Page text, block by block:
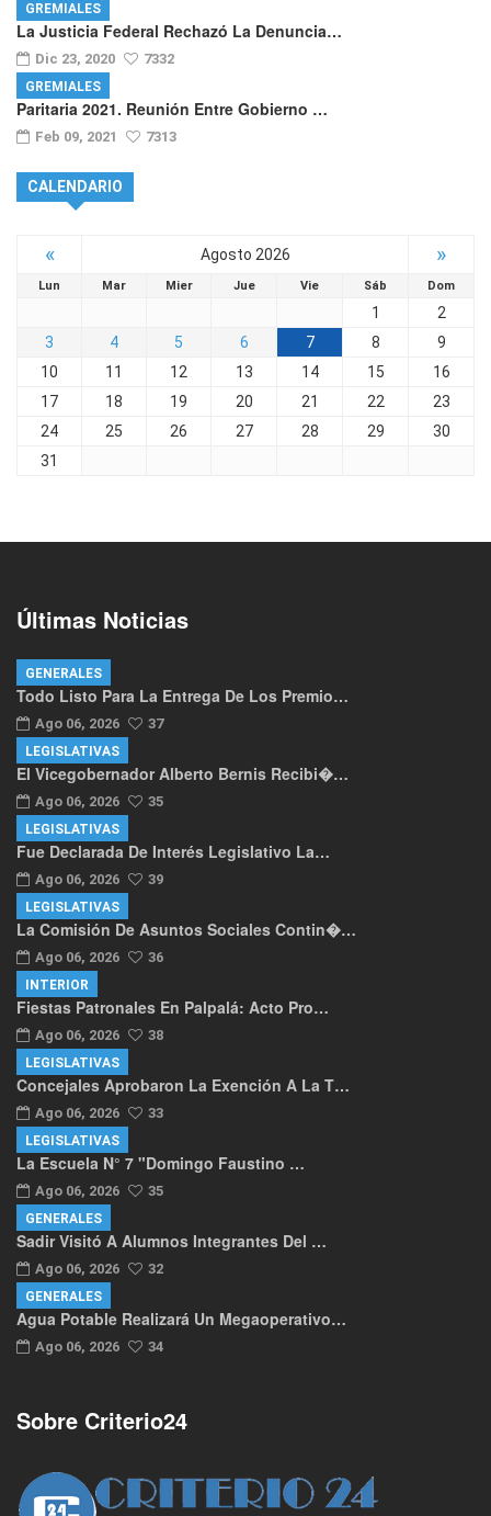
La Justicia Federal Rechazó La Denuncia…
Dic 23, 2020 7332
GREMIALES
Paritaria 2021. Reunión Entre Gobierno …
Feb 09, 2021 7313
GREMIALES
CALENDARIO
« Agosto 2026 »
Lun Mar Mier Jue Vie Sáb Dom
1
2
3
4 5 6 7 8
9
10
11 12 13 14 15
16
17
18 19 20 21 22
23
24
25 26 27 28 29
30
31
Últimas Noticias
Todo Listo Para La Entrega De Los Premio…
Ago 06, 2026 37
GENERALES
El Vicegobernador Alberto Bernis Recibi�…
Ago 06, 2026 35
LEGISLATIVAS
Fue Declarada De Interés Legislativo La…
Ago 06, 2026 39
LEGISLATIVAS
La Comisión De Asuntos Sociales Contin�…
Ago 06, 2026 36
LEGISLATIVAS
Fiestas Patronales En Palpalá: Acto Pro…
Ago 06, 2026 38
INTERIOR
Concejales Aprobaron La Exención A La T…
Ago 06, 2026 33
LEGISLATIVAS
La Escuela N° 7 "Domingo Faustino …
Ago 06, 2026 35
LEGISLATIVAS
Sadir Visitó A Alumnos Integrantes Del …
Ago 06, 2026 32
GENERALES
Agua Potable Realizará Un Megaoperativo…
Ago 06, 2026 34
GENERALES
Sobre Criterio24